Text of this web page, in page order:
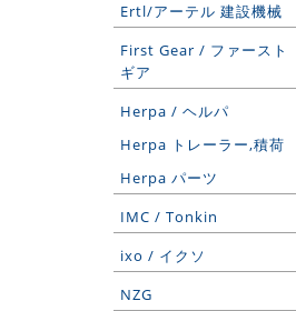
Ertl/アーテル 建設機械
First Gear / ファースト
ギア
Herpa / ヘルパ
Herpa トレーラー,積荷
Herpa パーツ
IMC / Tonkin
ixo / イクソ
NZG